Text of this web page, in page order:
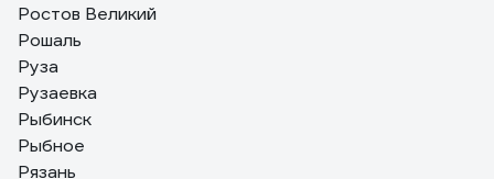
Ростов Великий
Рошаль
Руза
Рузаевка
Рыбинск
Рыбное
Рязань